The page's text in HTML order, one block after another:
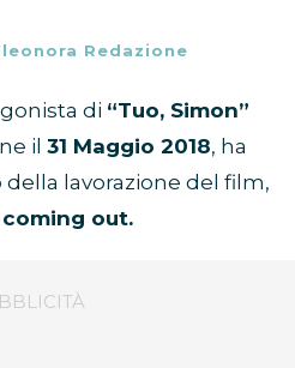
Redazione
di “Tuo, Simon”
il 31 Maggio 2018, ha
lavorazione del film,
out.